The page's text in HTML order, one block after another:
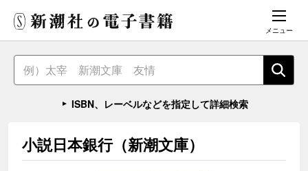
メニュー
ISBN、レーベルなどを指定して詳細検索
小説日本銀行（新潮文庫）